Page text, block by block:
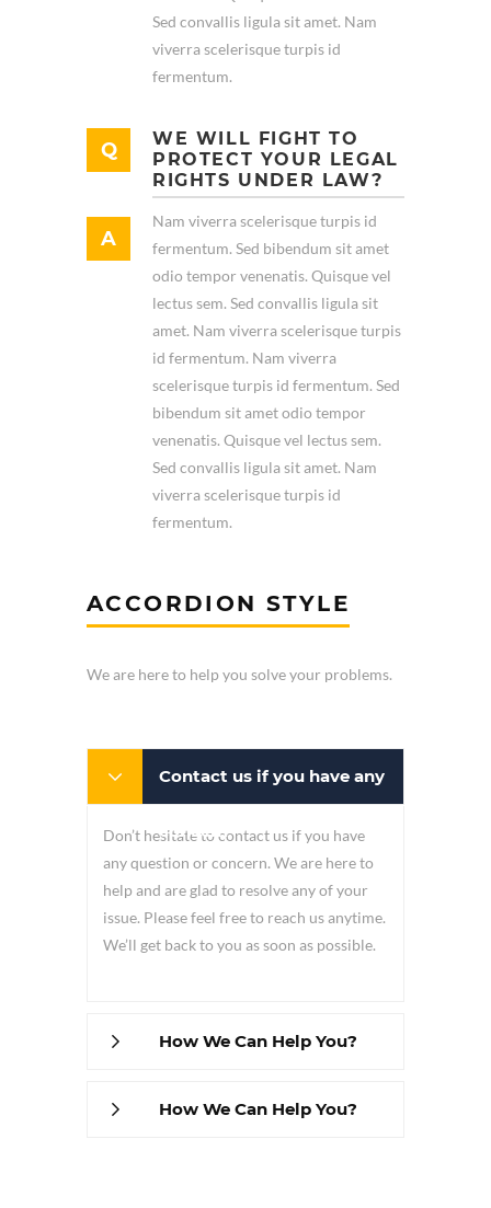
Sed convallis ligula sit amet. Nam
viverra scelerisque turpis id
fermentum.
WE WILL FIGHT TO
PROTECT YOUR LEGAL
RIGHTS UNDER LAW?
Nam viverra scelerisque turpis id
fermentum. Sed bibendum sit amet
odio tempor venenatis. Quisque vel
lectus sem. Sed convallis ligula sit
amet. Nam viverra scelerisque turpis
id fermentum. Nam viverra
scelerisque turpis id fermentum. Sed
bibendum sit amet odio tempor
venenatis. Quisque vel lectus sem.
Sed convallis ligula sit amet. Nam
viverra scelerisque turpis id
fermentum.
ACCORDION STYLE
We are here to help you solve your problems.
Contact us if you have any
concern
Don’t hesitate to contact us if you have
any question or concern. We are here to
help and are glad to resolve any of your
issue. Please feel free to reach us anytime.
We’ll get back to you as soon as possible.
How We Can Help You?
How We Can Help You?